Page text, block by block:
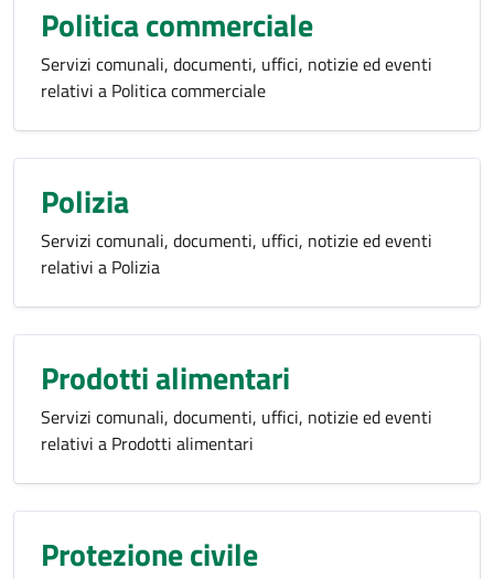
Politica commerciale
Servizi comunali, documenti, uffici, notizie ed eventi
relativi a Politica commerciale
Polizia
Servizi comunali, documenti, uffici, notizie ed eventi
relativi a Polizia
Prodotti alimentari
Servizi comunali, documenti, uffici, notizie ed eventi
relativi a Prodotti alimentari
Protezione civile